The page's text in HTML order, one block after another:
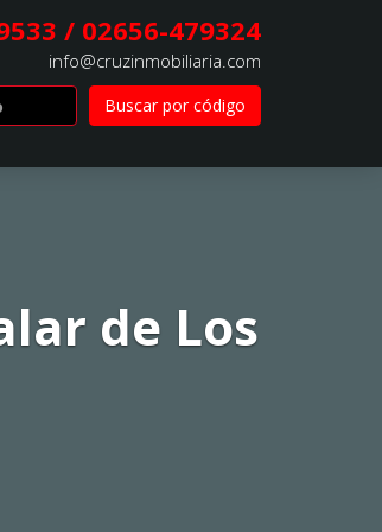
/ 02656-479324
info@cruzinmobiliaria.com
de Los